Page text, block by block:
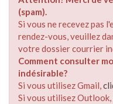
(spam).
Si vous ne recevez pas
rendez-vous, veuillez
votre dossier courrier
Comment consulter
indésirable?
Si vous utilisez Gmail,
Si vous utilisez Outlook,